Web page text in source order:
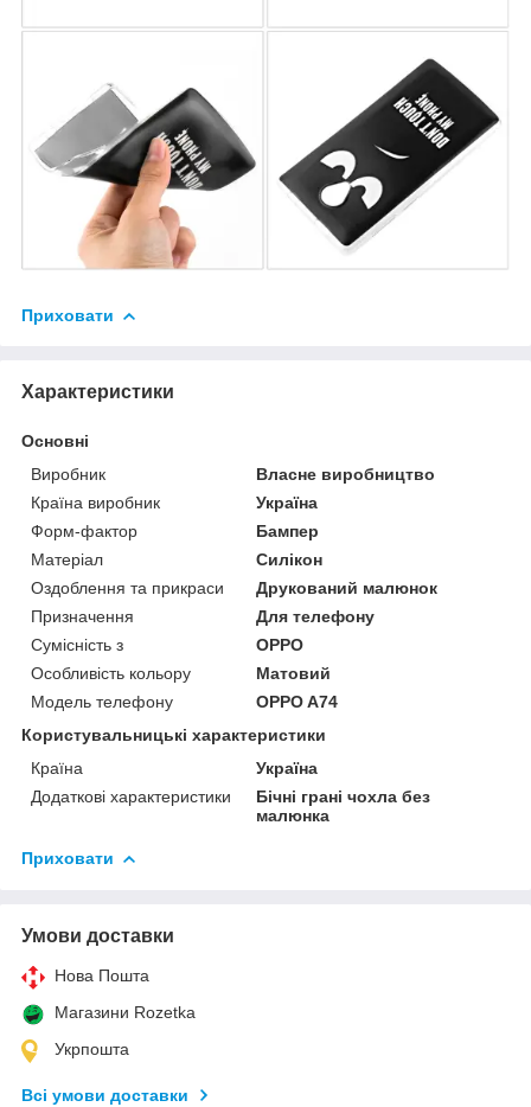
Приховати
Характеристики
Основні
Виробник
Власне виробництво
Країна виробник
Україна
Форм-фактор
Бампер
Матеріал
Силікон
Оздоблення та прикраси
Друкований малюнок
Призначення
Для телефону
Сумісність з
OPPO
Особливість кольору
Матовий
Модель телефону
OPPO A74
Користувальницькі характеристики
Країна
Україна
Додаткові характеристики
Бічні грані чохла без
малюнка
Приховати
Умови доставки
Нова Пошта
Магазини Rozetka
Укрпошта
Всі умови доставки